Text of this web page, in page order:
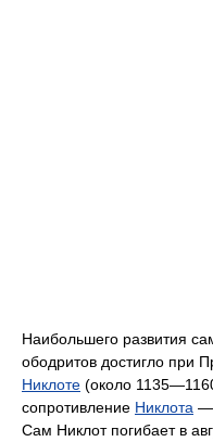
Наибольшего развития
ободритов достигло при
Никлоте (около
сопротивление Никлота —
Сам Никлот погибает в